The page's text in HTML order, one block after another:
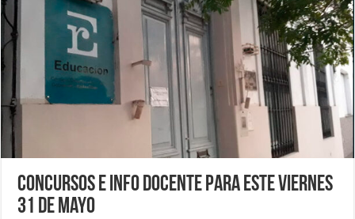
Concursos e info docente para este viernes
31 de mayo